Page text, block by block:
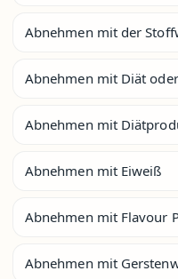
Abnehmen mit der
Abnehmen mit Diät
Abnehmen mit
Abnehmen mit Eiweiß
Abnehmen mit Flavour
Abnehmen mit